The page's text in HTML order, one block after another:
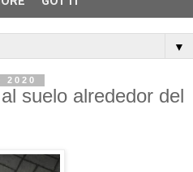
Calañas
▼
2020
suelo alrededor del